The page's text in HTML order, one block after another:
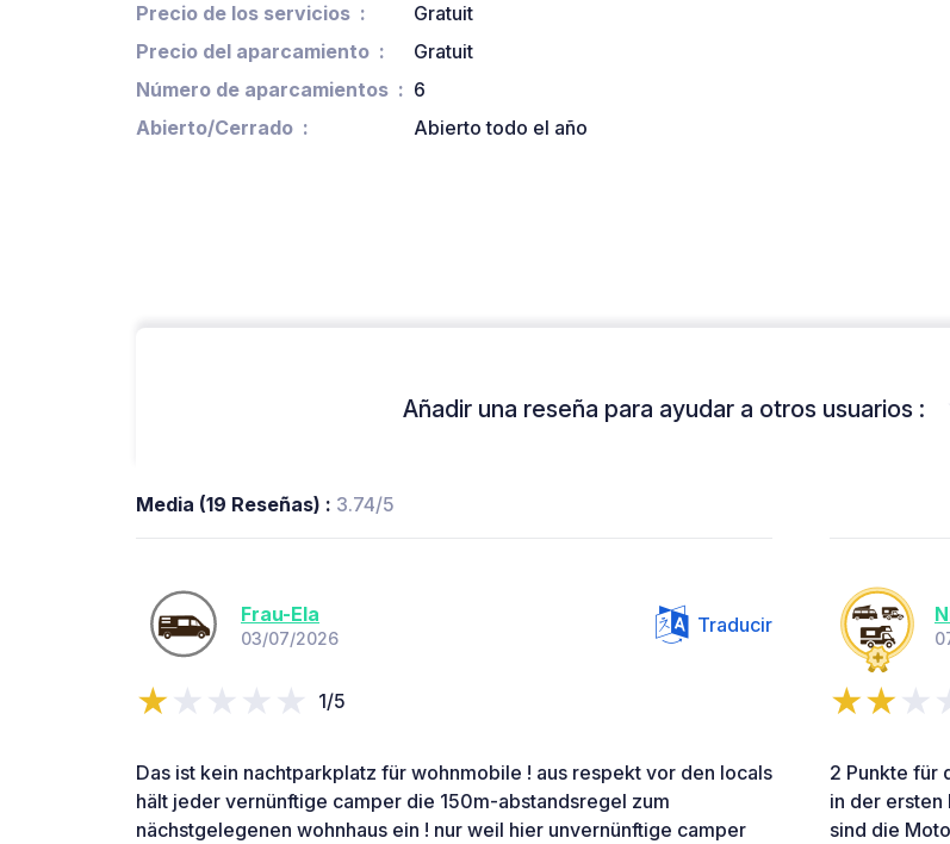
Precio de los servicios
Gratuit
Precio del aparcamiento
Gratuit
Número de aparcamientos
6
Abierto/Cerrado
Abierto todo el año
Añadir una reseña para ayudar a otros usuarios :
Media (19 Reseñas) : 3.74/5
Frau-Ela
03/07/2026
Traducir
1/5
Das ist kein nachtparkplatz für wohnmobile ! aus respekt vor den locals
hält jeder vernünftige camper die 150m-abstandsregel zum
nächstgelegenen wohnhaus ein ! nur weil hier unvernünftige camper
2 Punkte für
in der ersten
sind die